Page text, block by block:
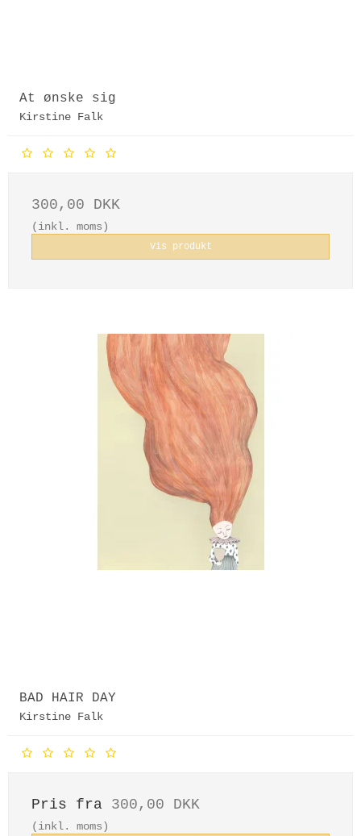
At ønske sig
Kirstine Falk
300,00 DKK
(inkl. moms)
Vis produkt
BAD HAIR DAY
Kirstine Falk
Pris fra 300,00 DKK
(inkl. moms)